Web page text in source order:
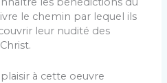
le chemin par lequel ils
leur nudité des
à cette oeuvre